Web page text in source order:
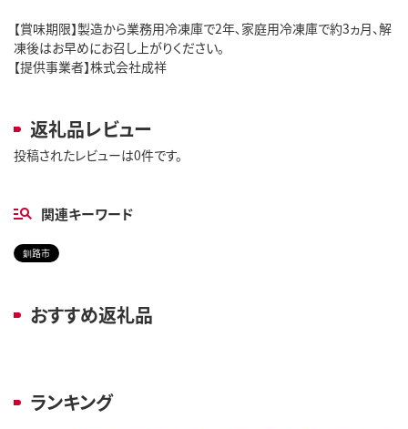
【賞味期限】製造から業務用冷凍庫で2年､家庭用冷凍庫で約3ヵ月、解
凍後はお早めにお召し上がりください。
【提供事業者】株式会社成祥
返礼品レビュー
投稿されたレビューは0件です。
関連キーワード
釧路市
おすすめ返礼品
ランキング